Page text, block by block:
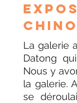
La galerie
Datong
Nous y
la galerie.
se